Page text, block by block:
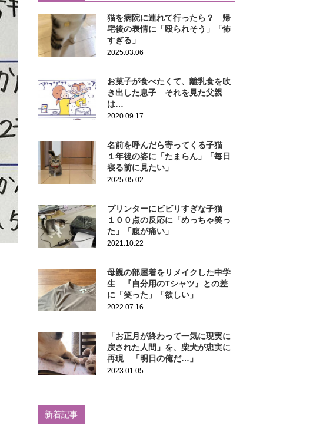
猫を病院に連れて行ったら？ 帰
宅後の表情に「殴られそう」「怖
すぎる」
2025.03.06
お菓子が食べたくて、離乳食を吹
き出した息子 それを見た父親
は…
2020.09.17
名前を呼んだら寄ってくる子猫
１年後の姿に「たまらん」「毎日
寝る前に見たい」
2025.05.02
プリンターにビビリすぎな子猫
１００点の反応に「めっちゃ笑っ
た」「腹が痛い」
2021.10.22
母親の部屋着をリメイクした中学
生 『自分用のTシャツ』との差
に「笑った」「欲しい」
2022.07.16
「お正月が終わって一気に現実に
戻された人間」を、柴犬が忠実に
再現 「明日の俺だ…」
2023.01.05
新着記事